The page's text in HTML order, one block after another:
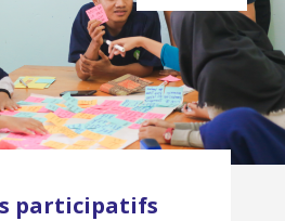
participatifs